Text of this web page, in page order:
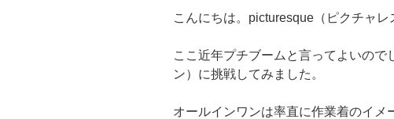
こんにちは。picturesque（ピクチャレ
ここ近年プチブームと言ってよいので
ン）に挑戦してみました。
オールインワンは率直に作業着のイメ